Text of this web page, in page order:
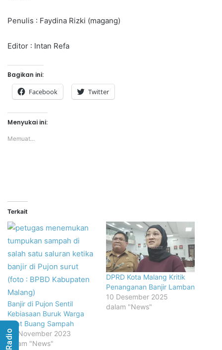
Penulis : Faydina Rizki (magang)
Editor : Intan Refa
Bagikan ini:
Facebook Twitter
Menyukai ini:
Memuat...
Terkait
Banjir di Pujon Sentil
Kebiasaan Buruk Warga
Saat Buang Sampah
29 November 2023
dalam "News"
DPRD Kota Malang Kritik
Penanganan Banjir Lamban
10 Desember 2025
dalam "News"